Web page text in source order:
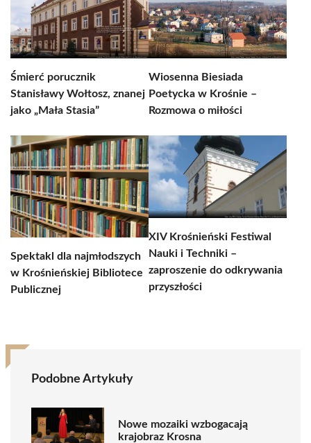
Śmierć porucznik
Stanisławy Wołtosz, znanej
jako „Mała Stasia”
Wiosenna Biesiada
Poetycka w Krośnie –
Rozmowa o miłości
Spektakl dla najmłodszych
w Krośnieńskiej Bibliotece
Publicznej
XIV Krośnieński Festiwal
Nauki i Techniki –
zaproszenie do odkrywania
przyszłości
Podobne Artykuły
Nowe mozaiki wzbogacają
krajobraz Krosna